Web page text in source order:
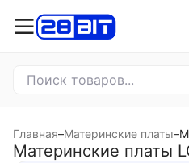
Главная–Материнские платы–
Материнские платы